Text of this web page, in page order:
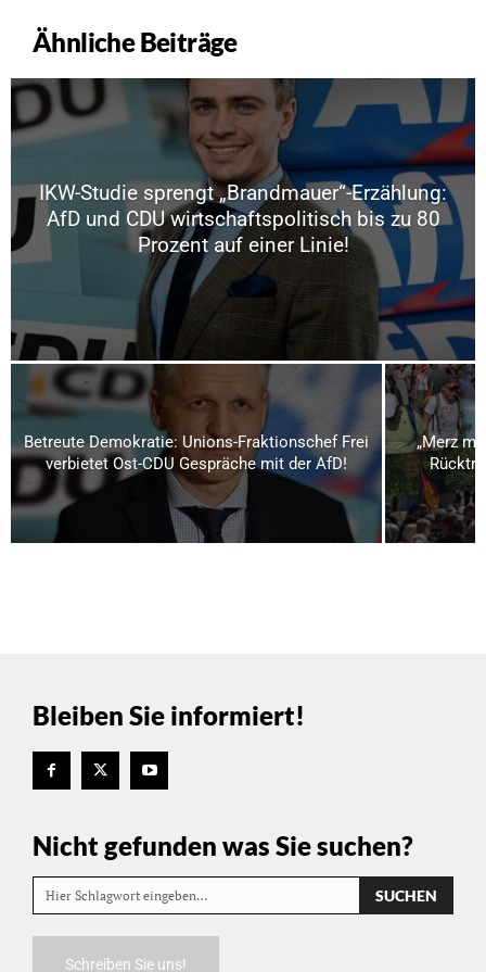
Ähnliche Beiträge
IKW-Studie sprengt „Brandmauer“-Erzählung:
AfD und CDU wirtschaftspolitisch bis zu 80
Prozent auf einer Linie!
Betreute Demokratie: Unions-Fraktionschef Frei
verbietet Ost-CDU Gespräche mit der AfD!
„Merz
Bleiben Sie informiert!
Nicht gefunden was Sie suchen?
Hier Schlagwort eingeben… SUCHEN
Schreiben Sie uns!